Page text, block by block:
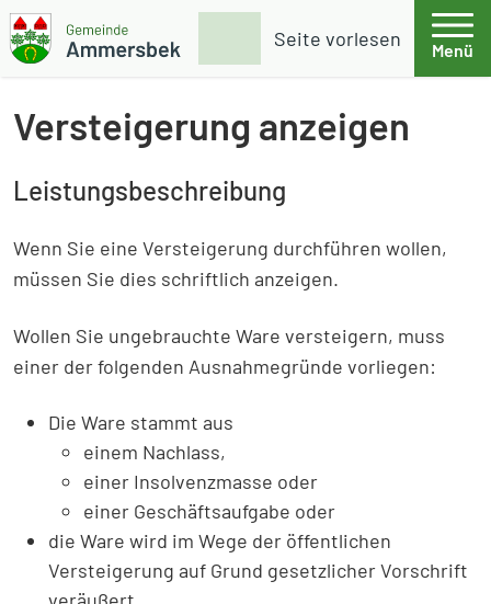
Weiter zum Inhalt
Skip to footer
Seite vorlesen
Suche
Menü
Versteigerung anzeigen
Leistungsbeschreibung
Wenn Sie eine Versteigerung durchführen wollen,
müssen Sie dies schriftlich anzeigen.
Wollen Sie ungebrauchte Ware versteigern, muss
einer der folgenden Ausnahmegründe vorliegen:
Die Ware stammt aus
einem Nachlass,
einer Insolvenzmasse oder
einer Geschäftsaufgabe oder
die Ware wird im Wege der öffentlichen
Versteigerung auf Grund gesetzlicher Vorschrift